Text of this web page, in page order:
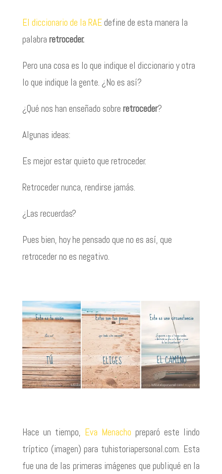
El diccionario de la RAEdefine de esta manera la
palabra retroceder.
Pero una cosa es lo que indique el diccionario y otra
lo que indique la gente. ¿No es así?
¿Qué nos han enseñado sobre retroceder?
Algunas ideas:
Es mejor estar quieto que retroceder.
Retroceder nunca, rendirse jamás.
¿Las recuerdas?
Pues bien, hoy he pensado que no es así, que
retroceder no es negativo.
Hace un tiempo, Eva Menacho preparó este lindo
tríptico (imagen) para tuhistoriapersonal.com. Esta
fue una de las primeras imágenes que publiqué en la